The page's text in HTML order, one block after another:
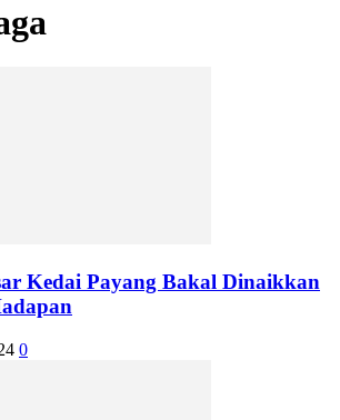
Kedai Payang Bakal Dinaikkan
0